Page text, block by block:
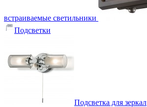
встраиваемые светильники
Подсветки
Подсветка для зеркал